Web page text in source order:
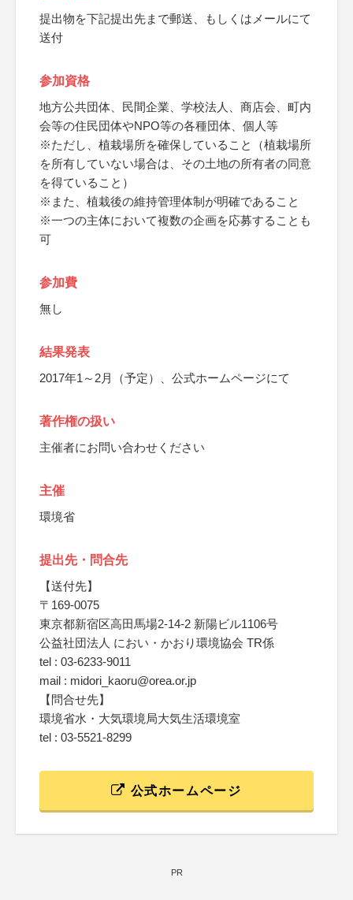
提出物を下記提出先まで郵送、もしくはメールにて
送付
参加資格
地方公共団体、民間企業、学校法人、商店会、町内
会等の住民団体やNPO等の各種団体、個人等
※ただし、植栽場所を確保していること（植栽場所
を所有していない場合は、その土地の所有者の同意
を得ていること）
※また、植栽後の維持管理体制が明確であること
※一つの主体において複数の企画を応募することも
可
参加費
無し
結果発表
2017年1～2月（予定）、公式ホームページにて
著作権の扱い
主催者にお問い合わせください
主催
環境省
提出先・問合先
【送付先】
〒169-0075
東京都新宿区高田馬場2-14-2 新陽ビル1106号
公益社団法人 におい・かおり環境協会 TR係
tel : 03-6233-9011
mail : midori_kaoru@orea.or.jp
【問合せ先】
環境省水・大気環境局大気生活環境室
tel : 03-5521-8299
公式ホームページ
PR